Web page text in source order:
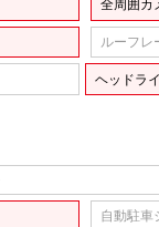
全周囲カ
ルーフレ
ヘッドラ
自動駐車